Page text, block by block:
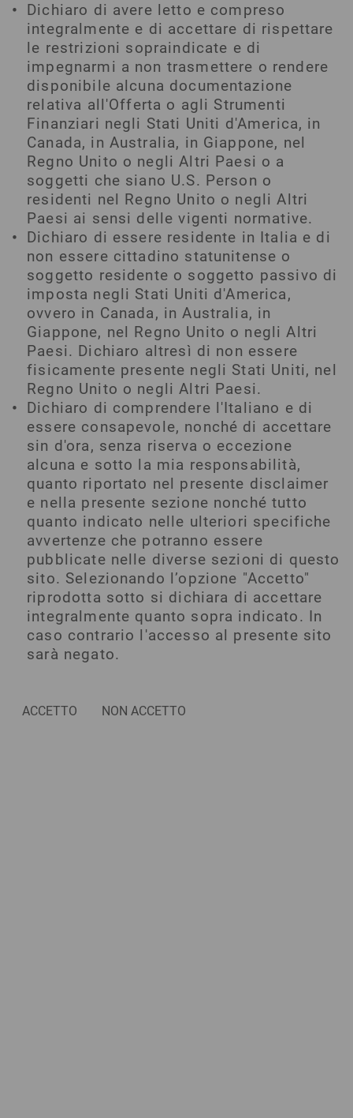
Dichiaro di avere letto e compreso
integralmente e di accettare di rispettare
le restrizioni sopraindicate e di
impegnarmi a non trasmettere o rendere
disponibile alcuna documentazione
relativa all'Offerta o agli Strumenti
Finanziari negli Stati Uniti d'America, in
Canada, in Australia, in Giappone, nel
Regno Unito o negli Altri Paesi o a
soggetti che siano U.S. Person o
residenti nel Regno Unito o negli Altri
Paesi ai sensi delle vigenti normative.
Dichiaro di essere residente in Italia e di
non essere cittadino statunitense o
soggetto residente o soggetto passivo di
imposta negli Stati Uniti d'America,
ovvero in Canada, in Australia, in
Giappone, nel Regno Unito o negli Altri
Paesi. Dichiaro altresì di non essere
fisicamente presente negli Stati Uniti, nel
Regno Unito o negli Altri Paesi.
Dichiaro di comprendere l'Italiano e di
essere consapevole, nonché di accettare
sin d'ora, senza riserva o eccezione
alcuna e sotto la mia responsabilità,
quanto riportato nel presente disclaimer
e nella presente sezione nonché tutto
quanto indicato nelle ulteriori specifiche
avvertenze che potranno essere
pubblicate nelle diverse sezioni di questo
sito. Selezionando l’opzione "Accetto"
riprodotta sotto si dichiara di accettare
integralmente quanto sopra indicato. In
caso contrario l'accesso al presente sito
sarà negato.
ACCETTO NON ACCETTO